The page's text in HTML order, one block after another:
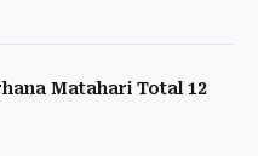
Matahari Total 12